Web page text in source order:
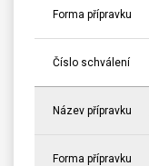
Forma přípravku
Číslo schválení
Název přípravku
Forma přípravku